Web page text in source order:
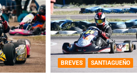
BREVES SANTIAGUEÑO
COBERTURA ESPECIAL DE E-KART.COM.AR
08/09-AGO
IAME SERIES ARGENTINA 6